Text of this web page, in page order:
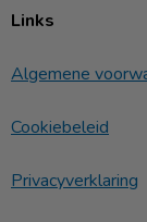
Links
Algemene
Cookiebeleid
Privacyverklaring